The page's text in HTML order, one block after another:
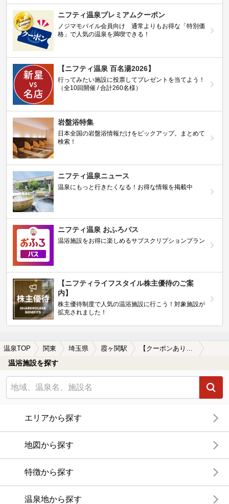
ニフティ温泉プレミアムクーポン
ノジマモバイル会員向け 通常よりもお得な「特別価
格」で人気の温泉を満喫できる！
【ニフティ温泉 百名湯2026】
行ってみたい施設に投票してプレゼントを当てよう！
（全10回開催 / 合計260名様）
岩盤浴特集
日本全国の岩盤浴情報だけをピックアップ。まとめて
検索！
ニフティ温泉ニュース
温泉にもっと行きたくなる！お得な情報を掲載中
ニフティ温泉 おふろパス
温浴施設をお得に楽しめるサブスクリプションプラン
【ニフティライフスタイル株主優待のご案
内】
株主優待制度で人気の温浴施設に行こう！対象施設が
拡充されました！
温泉TOP 関東 埼玉県 霞ヶ関駅
温浴施設を探す
エリアから探す
地図から探す
特徴から探す
温泉地から探す